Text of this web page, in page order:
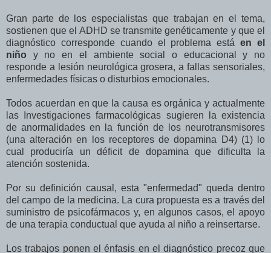
Gran parte de los especialistas que trabajan en el tema,
sostienen que el ADHD se transmite genéticamente y que el
diagnóstico corresponde cuando el problema estáen el
niño y no en el ambiente social o educacional y no
responde a lesión neurológica grosera, a fallas sensoriales,
enfermedades físicas o disturbios emocionales.
Todos acuerdan en que la causa es orgánica y actualmente
las Investigaciones farmacológicas sugieren la existencia
de anormalidades en la función de los neurotransmisores
(una alteración en los receptores de dopamina D4) (1) lo
cual produciría un déficit de dopamina que dificulta la
atención sostenida.
Por su definición causal, esta "enfermedad" queda dentro
del campo de la medicina. La cura propuesta es a través del
suministro de psicofármacos y, en algunos casos, el apoyo
de una terapia conductual que ayuda al niño a reinsertarse.
Los trabajos ponen el énfasis en el diagnóstico precoz que